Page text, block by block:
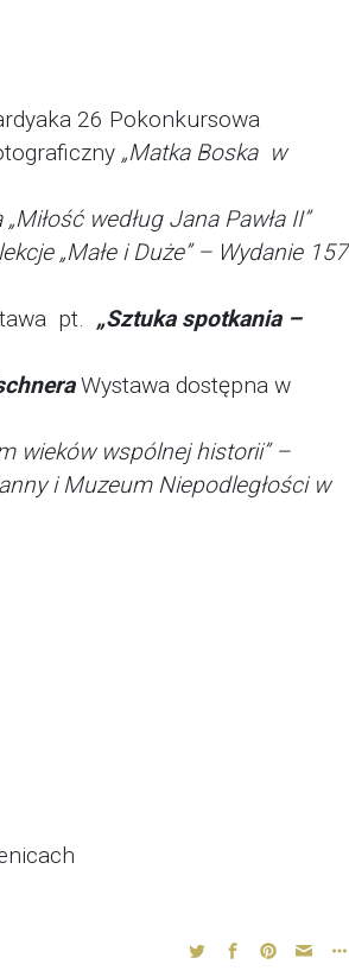
26 Pokonkursowa
„Matka Boska w
według Jana Pawła II”
„Małe i Duże” – Wydanie 157
pt. „Sztuka spotkania –
Wystawa dostępna w
wieków wspólnej historii” –
i Muzeum Niepodległości w